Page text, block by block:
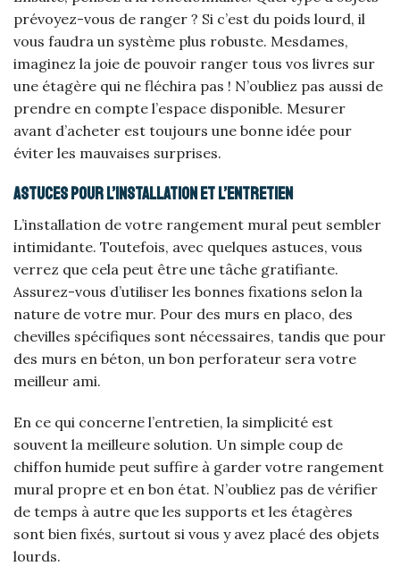
prévoyez-vous de ranger ? Si c’est du poids lourd, il
vous faudra un système plus robuste. Mesdames,
imaginez la joie de pouvoir ranger tous vos livres sur
une étagère qui ne fléchira pas ! N’oubliez pas aussi de
prendre en compte l’espace disponible. Mesurer
avant d’acheter est toujours une bonne idée pour
éviter les mauvaises surprises.
Astuces pour l’installation et l’entretien
L’installation de votre rangement mural peut sembler
intimidante. Toutefois, avec quelques astuces, vous
verrez que cela peut être une tâche gratifiante.
Assurez-vous d’utiliser les bonnes fixations selon la
nature de votre mur. Pour des murs en placo, des
chevilles spécifiques sont nécessaires, tandis que pour
des murs en béton, un bon perforateur sera votre
meilleur ami.
En ce qui concerne l’entretien, la simplicité est
souvent la meilleure solution. Un simple coup de
chiffon humide peut suffire à garder votre rangement
mural propre et en bon état. N’oubliez pas de vérifier
de temps à autre que les supports et les étagères
sont bien fixés, surtout si vous y avez placé des objets
lourds.